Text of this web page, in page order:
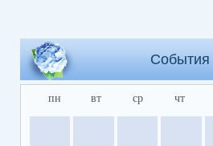
События
пн вт ср чт